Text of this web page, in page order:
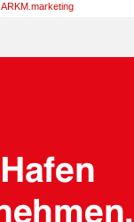
ARKM.marketing